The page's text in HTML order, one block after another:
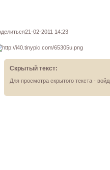
21-02-2011 14:23
Скрытый текст:
Для просмотра скрытого текста -